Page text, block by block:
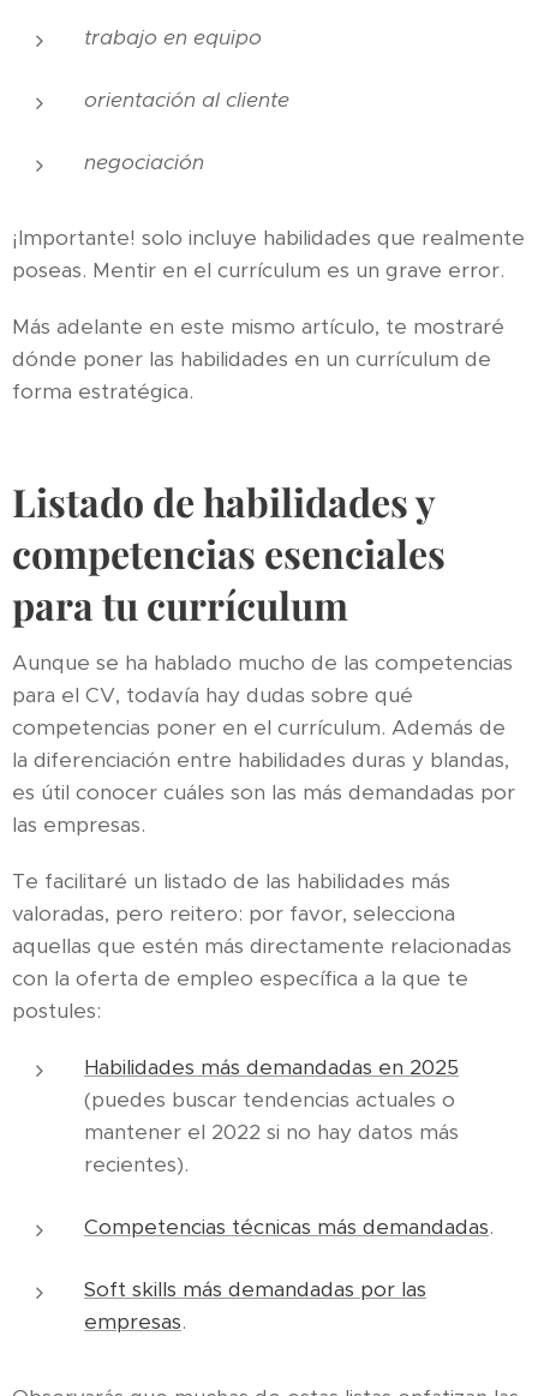
trabajo en equipo
orientación al cliente
negociación
¡Importante! solo incluye habilidades que realmente
poseas. Mentir en el currículum es un grave error.
Más adelante en este mismo artículo, te mostraré
dónde poner las habilidades en un currículum de
forma estratégica.
Listado de habilidades y
competencias esenciales
para tu currículum
Aunque se ha hablado mucho de las competencias
para el CV, todavía hay dudas sobre qué
competencias poner en el currículum. Además de
la diferenciación entre habilidades duras y blandas,
es útil conocer cuáles son las más demandadas por
las empresas.
Te facilitaré un listado de las habilidades más
valoradas, pero reitero: por favor, selecciona
aquellas que estén más directamente relacionadas
con la oferta de empleo específica a la que te
postules:
Habilidades más demandadas en 2025
(puedes buscar tendencias actuales o
mantener el 2022 si no hay datos más
recientes).
Competencias técnicas más demandadas.
Soft skills más demandadas por las
empresas.